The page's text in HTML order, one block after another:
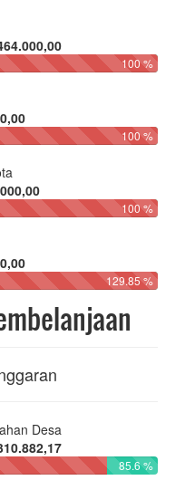
100 %
100 %
100 %
129.85 %
Desa
85.6 %